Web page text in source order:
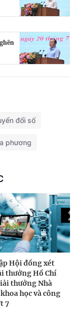
đổi số
phương
Hội đồng xét
thưởng Hồ Chí
thưởng Nhà
học và công
7